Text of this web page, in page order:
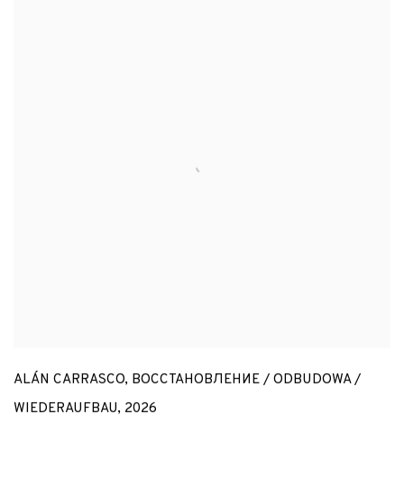
ALÁN CARRASCO, ВОССТАНОВЛЕНИЕ / ODBUDOWA /
WIEDERAUFBAU, 2026